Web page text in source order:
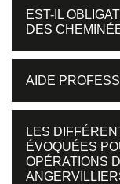
EST-IL
DES
AIDE
LES
ÉVOQUÉES
OPÉRATIONS